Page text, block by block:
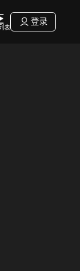
表
登录